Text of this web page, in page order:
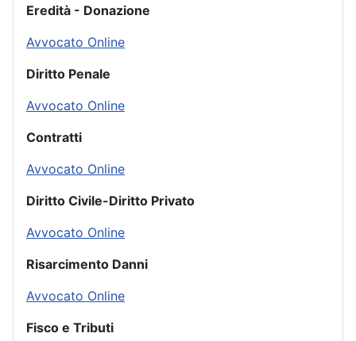
Eredità - Donazione
Avvocato Online
Diritto Penale
Avvocato Online
Contratti
Avvocato Online
Diritto Civile-Diritto Privato
Avvocato Online
Risarcimento Danni
Avvocato Online
Fisco e Tributi